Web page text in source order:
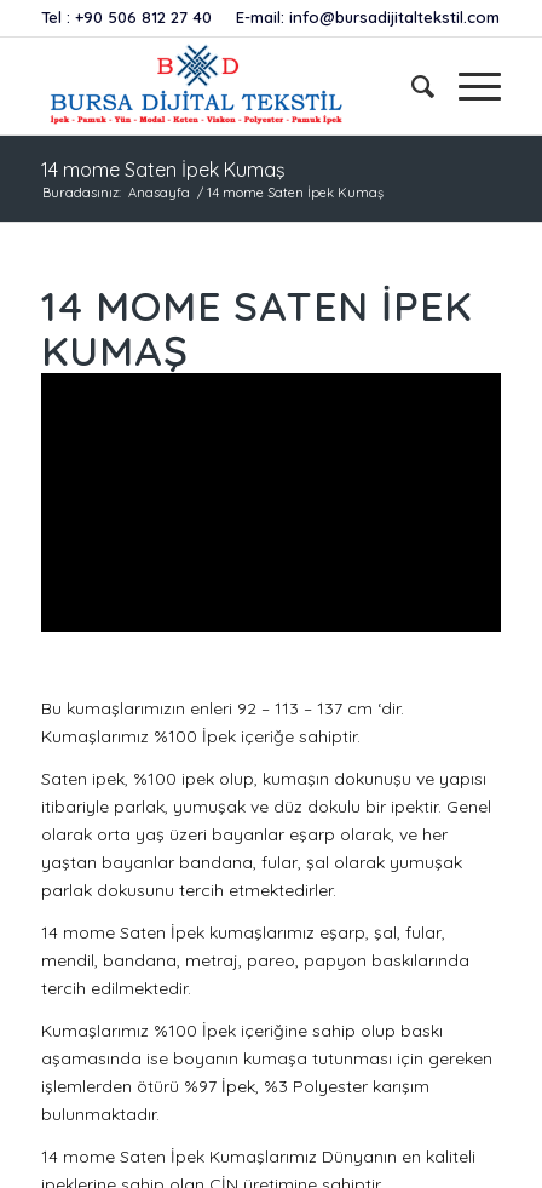
Tel :+90 506 812 27 40 E-mail:info@bursadijitaltekstil.com
14 mome Saten İpek Kumaş
Buradasınız: Anasayfa / 14 mome Saten İpek Kumaş
14 MOME SATEN İPEK
KUMAŞ
Bu kumaşlarımızın enleri 92 – 113 – 137 cm ‘dir.
Kumaşlarımız %100 İpek içeriğe sahiptir.
Saten ipek, %100 ipek olup, kumaşın dokunuşu ve yapısı
itibariyle parlak, yumuşak ve düz dokulu bir ipektir. Genel
olarak orta yaş üzeri bayanlar eşarp olarak, ve her
yaştan bayanlar bandana, fular, şal olarak yumuşak
parlak dokusunu tercih etmektedirler.
14 mome Saten İpek kumaşlarımız eşarp, şal, fular,
mendil, bandana, metraj, pareo, papyon baskılarında
tercih edilmektedir.
Kumaşlarımız %100 İpek içeriğine sahip olup baskı
aşamasında ise boyanın kumaşa tutunması için gereken
işlemlerden ötürü %97 İpek, %3 Polyester karışım
bulunmaktadır.
14 mome Saten İpek Kumaşlarımız Dünyanın en kaliteli